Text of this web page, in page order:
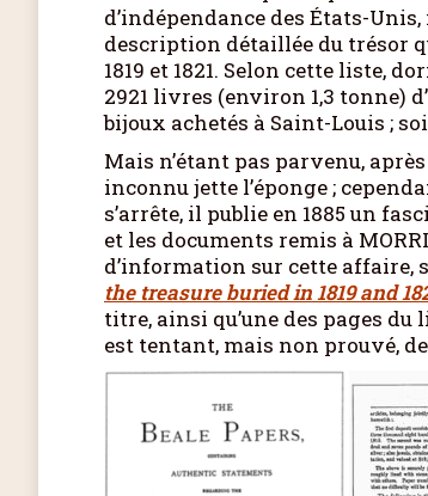
d’indépendance des États-
description détaillée du trésor
1819 et 1821. Selon cette liste,
2921 livres (environ 1,3 tonne)
bijoux achetés à Saint-Louis ;
Mais n’étant pas parvenu,
inconnu jette l’éponge ;
s’arrête, il publie en 1885 un
et les documents remis à
d’information sur cette affaire,
the treasure buried in 1819 and
titre, ainsi qu’une des pages
est tentant, mais non prouvé,